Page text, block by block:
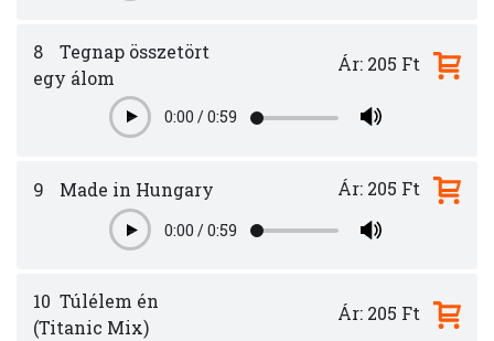
8
Tegnap összetört
egy álom
Play0:00 /0:59
Ár: 205 Ft
9 Made in Hungary
Play0:00 /0:59
Ár: 205 Ft
10 Túlélem én
(Titanic Mix)
Ár: 205 Ft